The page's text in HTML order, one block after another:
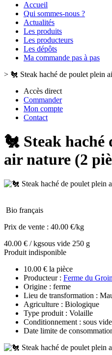
Accueil
Qui sommes-nous ?
Actualités
Les produits
Les producteurs
Les dépôts
Ma commande pas à pas
> 🐔 Steak haché de poulet plein
Accès direct
Commander
Mon compte
Contact
🐔 Steak
air nature (2
Bio français
Prix de vente : 40.00 €/kg
40.00 € / kgsous vide 250 g
Produit indisponible
10.00 € la pièce
Producteur : Ferme du
Origine : ferme
Lieu de transformation :
Agriculture : Biologique
Type produit : Volaille
Conditionnement : sous
Date limite de